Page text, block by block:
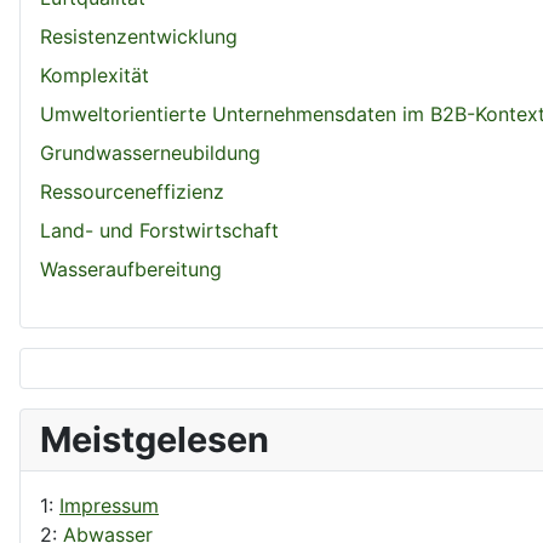
Resistenzentwicklung
Komplexität
Umweltorientierte Unternehmensdaten im B2B-
Grundwasserneubildung
Ressourceneffizienz
Land- und Forstwirtschaft
Wasseraufbereitung
Meistgelesen
1: Impressum
2: Abwasser